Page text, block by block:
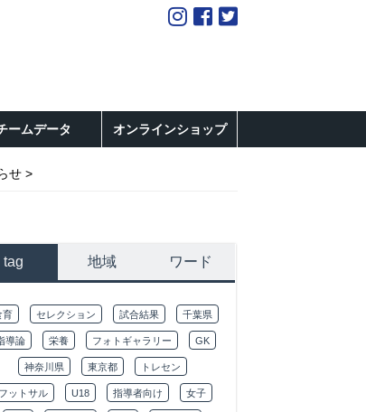
ームデータ オンラインショップ
せ
tag 地域 ワード
育 セレクション 試合結果 千葉県
導論 栄養 フォトギャラリー GK
神奈川県 東京都 トレセン
フットサル U18 指導者向け 女子